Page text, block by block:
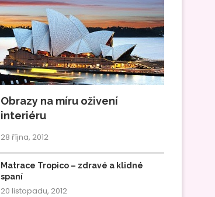
Obrazy na míru oživení
interiéru
28 října, 2012
Matrace Tropico – zdravé a klidné
spaní
20 listopadu, 2012